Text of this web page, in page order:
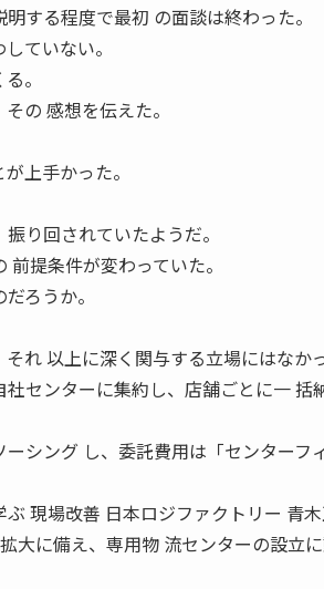
する程度で最初 の面談は終わった。
ていない。
。
の 感想を伝えた。
上手かった。
り回されていたようだ。
提条件が変わっていた。
ろうか。
れ 以上に深く関与する立場にはなか
センターに集約し、店舗ごとに一 括
シング し、委託費用は「センターフ
現場改善 日本ロジファクトリー 青
に備え、専用物 流センターの設立